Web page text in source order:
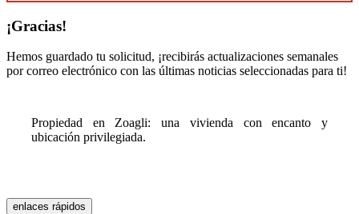
¡Gracias!
Hemos guardado tu solicitud, ¡recibirás actualizaciones semanales
por correo electrónico con las últimas noticias seleccionadas para ti!
Propiedad en Zoagli: una vivienda con encanto y
ubicación privilegiada.
enlaces rápidos